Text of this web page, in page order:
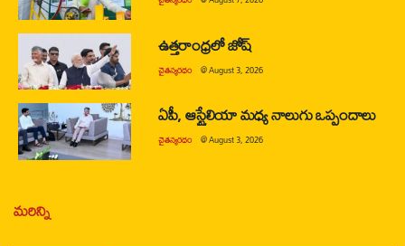
ఉత్తరాంధ్రలో జోష్
చైతన్యరధం @August 3, 2026
ఏపీ, ఆస్ట్రేలియా మధ్య నాలుగు ఒప్పందాలు
చైతన్యరధం @August 3, 2026
మరిన్ని